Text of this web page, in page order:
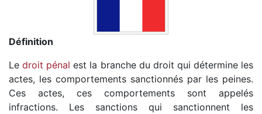
Définition
Ledroit pénal est la branche du droit qui détermine les
actes, les comportements sanctionnés par les peines.
Ces actes, ces comportements sont appelés
infractions. Les sanctions qui sanctionnent les